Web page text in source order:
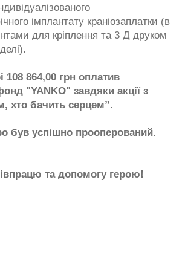
імплантату краніозаплатки (в
для кріплення та 3 Д друком
108 864,00 грн оплатив
"YANKO" завдяки акції з
хто бачить серцем”.
був успішно прооперований.
та допомогу герою!